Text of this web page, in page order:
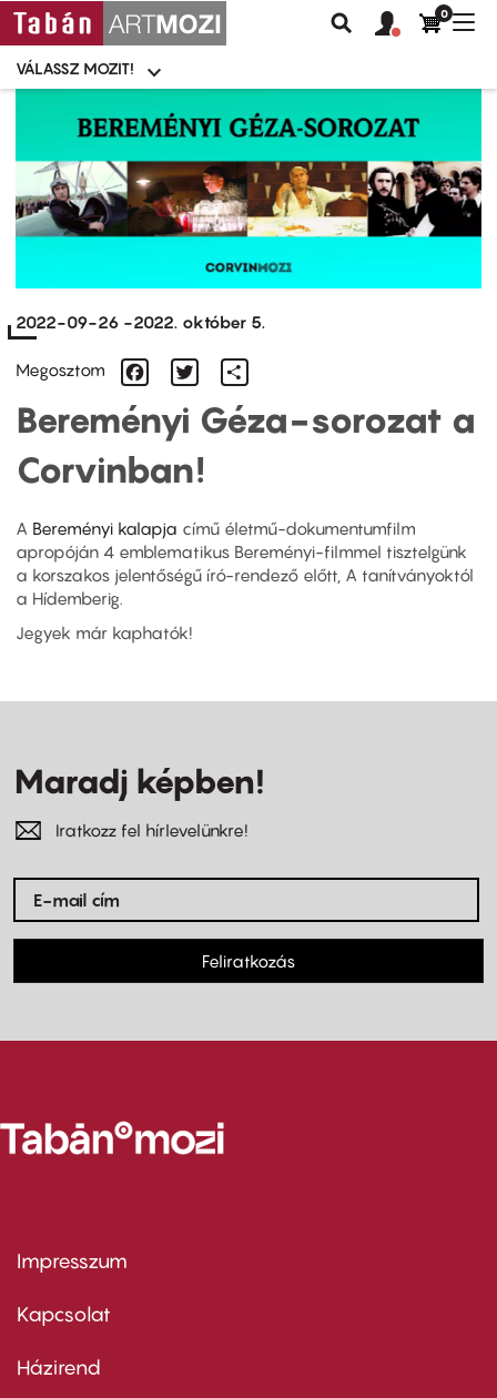
Moziválasztó
menü
VÁLASSZ MOZIT!
Keresés
Felhasználói
fiók
0
2022-09-26 -2022. október 5.
Megosztom Facebook
Twitter
Bereményi Géza-sorozat a
Corvinban!
A Bereményi kalapja című életmű-dokumentumfilm
apropóján 4 emblematikus Bereményi-filmmel tisztelgünk
a korszakos jelentőségű író-rendező előtt, A tanítványoktól
a Hídemberig.
Jegyek már kaphatók!
Maradj képben!
Iratkozz fel hírlevelünkre!
Feliratkozás
Footer
first
Impresszum
Kapcsolat
Footer
Házirend